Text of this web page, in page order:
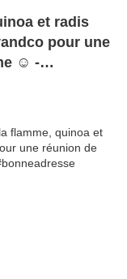
et radis
pour une
☺️ -